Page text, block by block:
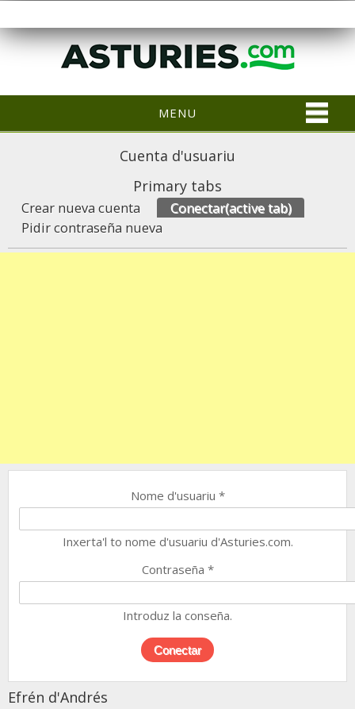
MENU
Cuenta d'usuariu
Primary tabs
Crear nueva cuenta Conectar(active tab)
Pidir contraseña nueva
Nome d'usuariu *
Inxerta'l to nome d'usuariu d'Asturies.com.
Contraseña *
Introduz la conseña.
Efrén d'Andrés